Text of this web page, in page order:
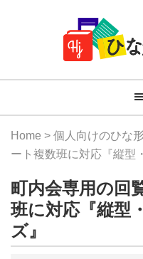
Navigation
Home > 個人向けのひな形
ート複数班に対応『縦型
町内会専用の回
班に対応『縦型
ズ』